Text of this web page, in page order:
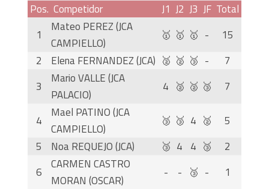
Pos. Competidor J1 J2 J3 JF Total
1
Mateo PEREZ (JCA
CAMPIELLO)
🥇 🥇 🥇 -
15
2
Elena FERNANDEZ (JCA) 🥈 🥈 🥉 -
7
3
Mario VALLE (JCA
PALACIO)
4 🥈 🥈 🥉 7
4
Mael PATINO (JCA
CAMPIELLO)
🥉 🥉 4 🥈
5
5
Noa REQUEJO (JCA) 🥉 4 4 🥉
2
6
CARMEN CASTRO
MORAN (OSCAR)
- - 🥉 -
1